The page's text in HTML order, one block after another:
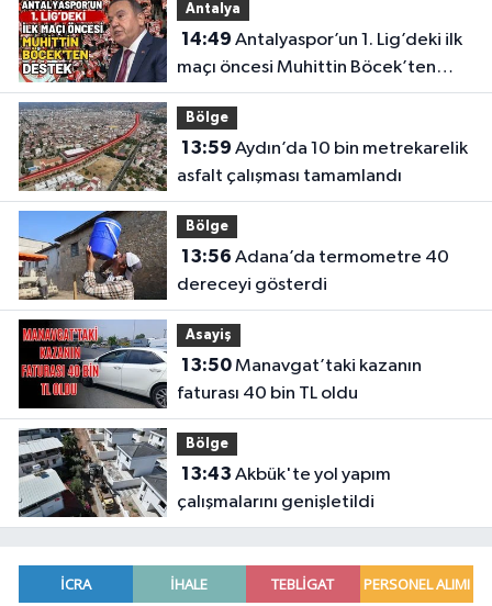
Antalya
14:49
maçı öncesi Muhittin Böcek’ten
destek
Bölge
13:59
asfalt çalışması tamamlandı
Bölge
13:56
dereceyi gösterdi
Asayiş
13:50Manavgat’taki kazanın
faturası 40 bin TL oldu
Bölge
13:43
çalışmalarını genişletildi